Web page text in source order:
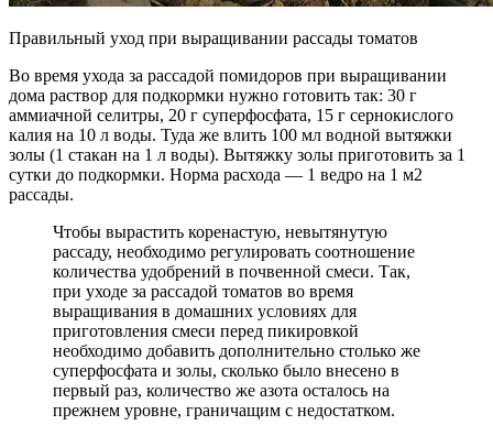
Правильный уход при выращивании рассады томатов
Во время ухода за рассадой помидоров при выращивании
дома раствор для подкормки нужно готовить так: 30 г
аммиачной селитры, 20 г суперфосфата, 15 г сернокислого
калия на 10 л воды. Туда же влить 100 мл водной вытяжки
золы (1 стакан на 1 л воды). Вытяжку золы приготовить за 1
сутки до подкормки. Норма расхода — 1 ведро на 1 м2
рассады.
Чтобы вырастить коренастую, невытянутую
рассаду, необходимо регулировать соотношение
количества удобрений в почвенной смеси. Так,
при уходе за рассадой томатов во время
выращивания в домашних условиях для
приготовления смеси перед пикировкой
необходимо добавить дополнительно столько же
суперфосфата и золы, сколько было внесено в
первый раз, количество же азота осталось на
прежнем уровне, граничащим с недостатком.